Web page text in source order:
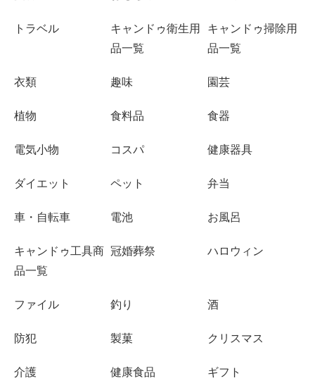
トラベル
キャンドゥ衛生用
品一覧
キャンドゥ掃除用
品一覧
衣類 趣味 園芸
植物 食料品 食器
電気小物 コスパ 健康器具
ダイエット ペット 弁当
車・自転車 電池 お風呂
キャンドゥ工具商
品一覧
冠婚葬祭 ハロウィン
ファイル 釣り 酒
防犯 製菓 クリスマス
介護 健康食品 ギフト